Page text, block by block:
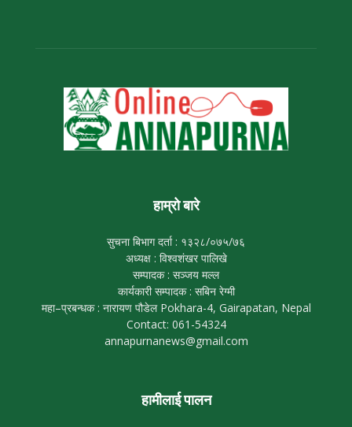
हाम्रो बारे
सुचना बिभाग दर्ता : १३२८/०७५/७६
अध्यक्ष : विश्वशंखर पालिखे
सम्पादक : सञ्जय मल्ल
कार्यकारी सम्पादक : सबिन रेग्मी
महा–प्रबन्धक : नारायण पौडेल Pokhara-4, Gairapatan, Nepal
Contact: 061-54324
annapurnanews@gmail.com
हामीलाई पालन